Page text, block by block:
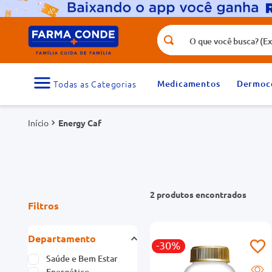
O que você busca? (Ex.: vitamina,
Medicamentos
Energy Caf
Filtros
Departamento
Saúde e Bem Estar
2 produtos
-30%
Termos mais buscados
1
medicamento